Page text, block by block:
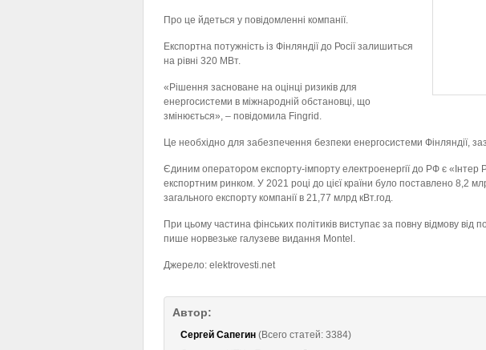
Про це йдеться у повідомленні компанії.
Експортна потужність із Фінляндії до Росії залишиться
на рівні 320 МВт.
«Рішення засноване на оцінці ризиків для
енергосистеми в міжнародній обстановці, що
змінюється», – повідомила Fingrid.
Це необхідно для забезпечення безпеки енергосистеми Фінляндії,
Єдиним оператором експорту-імпорту електроенергії до РФ є «Інтер
експортним ринком. У 2021 році до цієї країни було поставлено 8,2
загального експорту компанії в 21,77 млрд кВт.год.
При цьому частина фінських політиків виступає за повну відмову від
пише норвезьке галузеве видання Montel.
Джерело: elektrovesti.net
Автор:
Сергей Сапегин(Всего статей: 3384)